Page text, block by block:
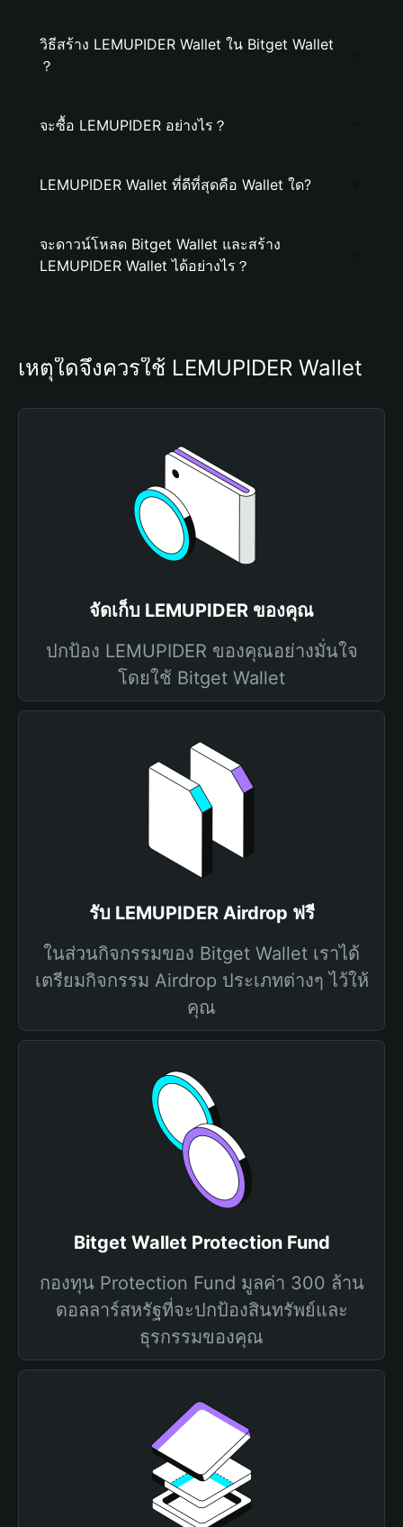
วิธีสร้าง LEMUPIDER Wallet ใน Bitget Wallet
？
จะซื้อ LEMUPIDER อย่างไร？
LEMUPIDER Wallet ที่ดีที่สุดคือ Wallet ใด?
จะดาวน์โหลด Bitget Wallet และสร้าง
LEMUPIDER Wallet ได้อย่างไร？
เหตุใดจึงควรใช้ LEMUPIDER Wallet
จัดเก็บ LEMUPIDER ของคุณ
ปกป้อง LEMUPIDER ของคุณอย่างมั่นใจ
โดยใช้ Bitget Wallet
รับ LEMUPIDER Airdrop ฟรี
ในส่วนกิจกรรมของ Bitget Wallet เราได้
เตรียมกิจกรรม Airdrop ประเภทต่างๆ ไว้ให้
คุณ
Bitget Wallet Protection Fund
กองทุน Protection Fund มูลค่า 300 ล้าน
ดอลลาร์สหรัฐที่จะปกป้องสินทรัพย์และ
ธุรกรรมของคุณ